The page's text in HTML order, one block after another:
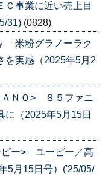
事業に近い売上目
31) (0828)
「米粉グラノーラク
を実感（2025年5月2
ＮＯ> ８５ファニ
に（2025年5月15日
ー> ユーピー／高
5月15日号）('25/05/